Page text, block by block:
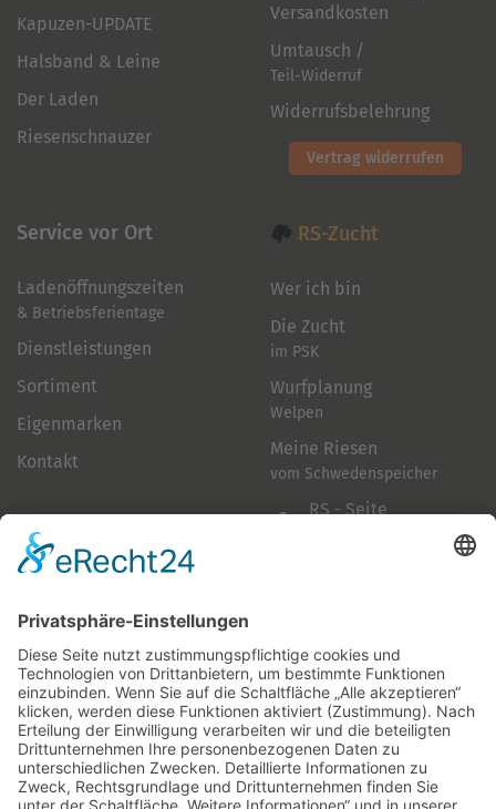
Kapuzen-UPDATE
Halsband & Leine
Der Laden
Riesenschnauzer
Versandkosten
Umtausch /
Teil-Widerruf
Widerrufsbelehrung
Vertrag widerrufen
Service vor Ort
Ladenöffnungszeiten
& Betriebsferientage
Dienstleistungen
Sortiment
Eigenmarken
Kontakt
RS-Zucht
Wer ich bin
Die Zucht
im PSK
Wurfplanung
Welpen
Meine Riesen
vom Schwedenspeicher
RS - Seite
Folge mir
Zahlungsarten
& Vorab-Überweisung